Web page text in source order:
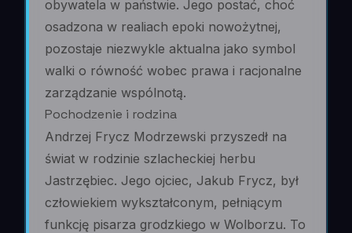
obywatela w państwie. Jego postać, choć
osadzona w realiach epoki nowożytnej,
pozostaje niezwykle aktualna jako symbol
walki o równość wobec prawa i racjonalne
zarządzanie wspólnotą.
Pochodzenie i rodzina
Andrzej Frycz Modrzewski przyszedł na
świat w rodzinie szlacheckiej herbu
Jastrzębiec. Jego ojciec, Jakub Frycz, był
człowiekiem wykształconym, pełniącym
funkcję pisarza grodzkiego w Wolborzu. To